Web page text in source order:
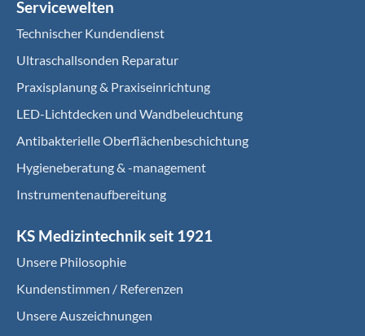
Servicewelten
Technischer Kundendienst
Ultraschallsonden Reparatur
Praxisplanung & Praxiseinrichtung
LED-Lichtdecken und Wandbeleuchtung
Antibakterielle Oberflächenbeschichtung
Hygieneberatung & -management
Instrumentenaufbereitung
KS Medizintechnik seit 1921
Unsere Philosophie
Kundenstimmen / Referenzen
Unsere Auszeichnungen